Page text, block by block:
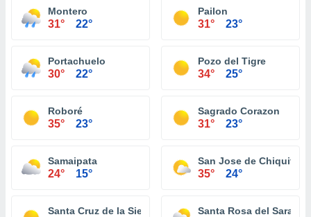
Montero
31° 22°
Pailon
31° 23°
Portachuelo
30° 22°
Pozo del Tigre
34° 25°
Roboré
35° 23°
Sagrado Corazon
31° 23°
Samaipata
24° 15°
San Jose de Chiquitos
35° 24°
Santa Cruz de la Sierra Santa Rosa del Sara